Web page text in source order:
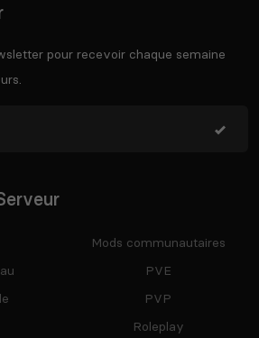
pour recevoir chaque semaine
Mods communautaires
PVE
PVP
Roleplay